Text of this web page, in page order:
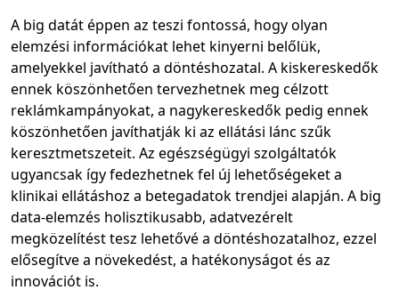
A big datát éppen az teszi fontossá, hogy olyan
elemzési információkat lehet kinyerni belőlük,
amelyekkel javítható a döntéshozatal. A kiskereskedők
ennek köszönhetően tervezhetnek meg célzott
reklámkampányokat, a nagykereskedők pedig ennek
köszönhetően javíthatják ki az ellátási lánc szűk
keresztmetszeteit. Az egészségügyi szolgáltatók
ugyancsak így fedezhetnek fel új lehetőségeket a
klinikai ellátáshoz a betegadatok trendjei alapján. A big
data-elemzés holisztikusabb, adatvezérelt
megközelítést tesz lehetővé a döntéshozatalhoz, ezzel
elősegítve a növekedést, a hatékonyságot és az
innovációt is.